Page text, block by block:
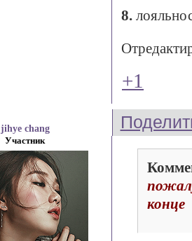
8.
+1
jihye chang
Участник
конце